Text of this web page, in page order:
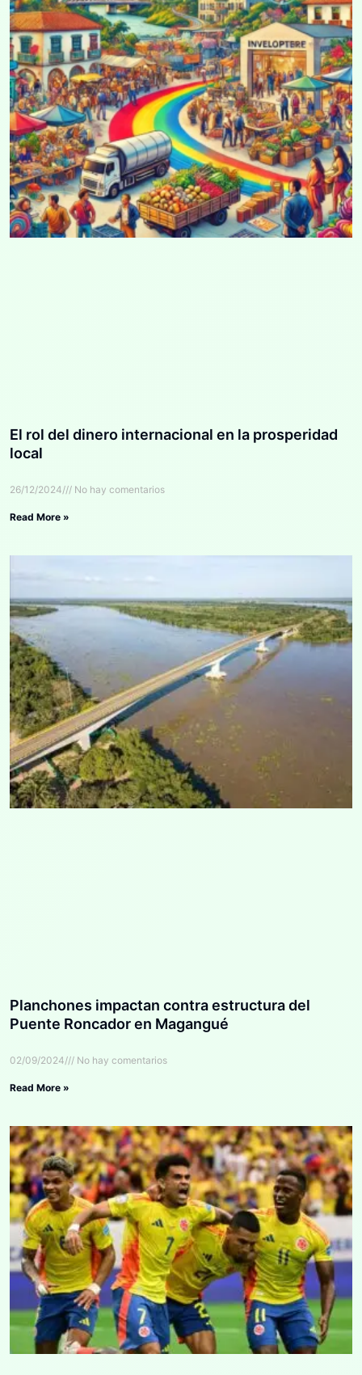
El rol del dinero internacional en la prosperidad
local
26/12/2024 No hay comentarios
Read More »
Planchones impactan contra estructura del
Puente Roncador en Magangué
02/09/2024 No hay comentarios
Read More »